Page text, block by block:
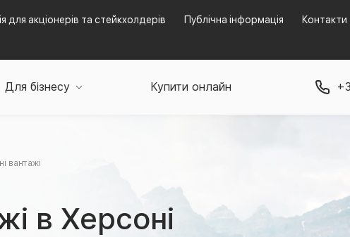
для акціонерів та стейкхолдерів Публічна інформація Контакти
Для бізнесу Купити онлайн
вантажі
в Херсоні